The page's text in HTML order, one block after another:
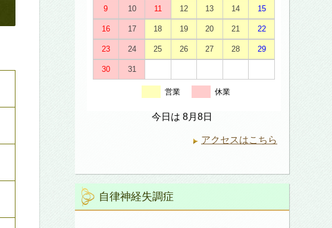
9 10 11 12 13 14 15
16 17 18 19 20 21 22
23 24 25 26 27 28 29
30 31
営業 休業
今日は 8月8日
アクセスはこちら
自律神経失調症